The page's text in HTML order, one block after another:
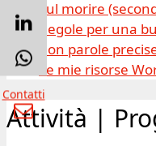
Sul morire
Regole per una
Con parole
Le mie risorse
Attività |
Contatti